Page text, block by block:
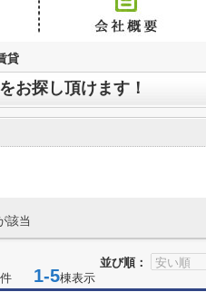
貸
お探し頂けます！
該当
並び順：
件 1-5棟表示